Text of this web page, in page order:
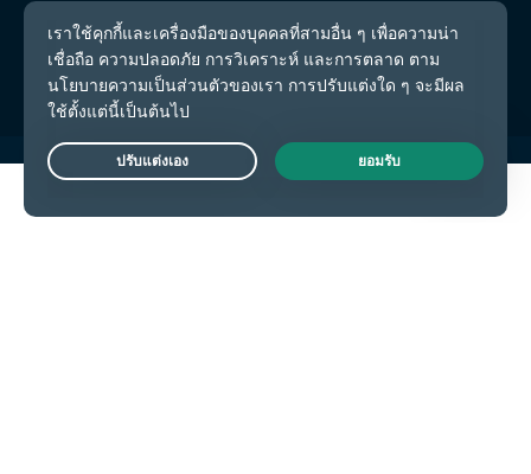
เงื่อนไขการให้บริการ
การตั้งค่าคุกกี้
Live Chat